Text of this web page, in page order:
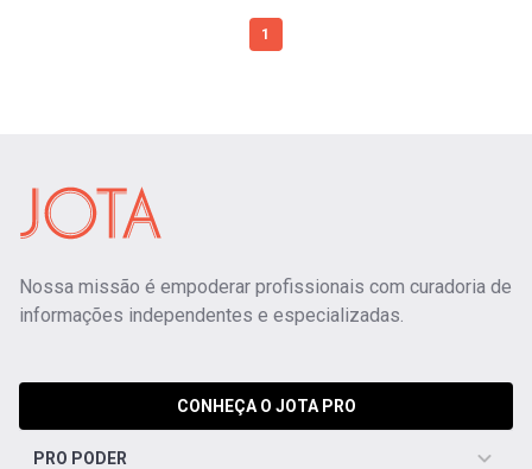
1
Nossa missão é empoderar profissionais com curadoria de
informações independentes e especializadas.
CONHEÇA O JOTA PRO
PRO PODER